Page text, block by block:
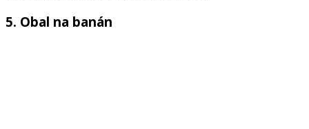
5. Obal na banán